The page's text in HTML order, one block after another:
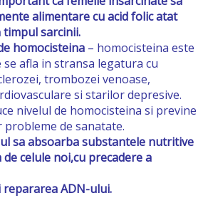
alimentare cu acid folic atat
timpul sarcinii.
homocisteina – homocisteina este
se afla in stransa legatura cu
trombozei venoase,
si starilor depresive.
nivelul de homocisteina si previne
de sanatate.
sa absoarba substantele nutritive
celule noi,cu precadere a
repararea ADN-ului.